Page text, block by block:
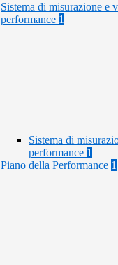
Sistema di misurazione e
performance 1
Sistema di
performance 1
Piano della Performance 1